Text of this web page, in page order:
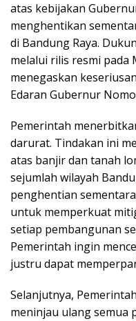
r
a
s
i
!
atas kebijakan
menghentikan
di Bandung Raya.
melalui rilis resmi pada
menegaskan
Edaran Gubernur
Pemerintah
darurat. Tindakan ini
atas banjir dan tanah
sejumlah wilayah
penghentian
untuk memperkuat
setiap pembangunan
Pemerintah ingin
justru dapat
Selanjutnya,
meninjau ulang semua